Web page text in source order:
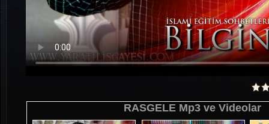
RASGELE Mp3 ve Videolar